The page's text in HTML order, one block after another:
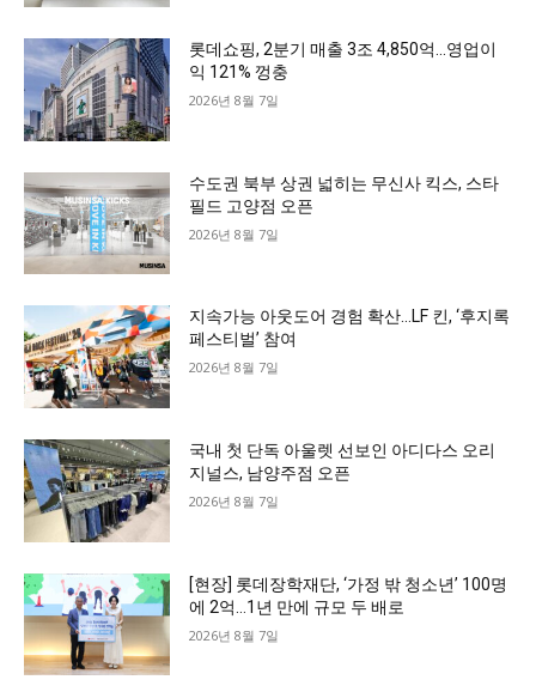
롯데쇼핑, 2분기 매출 3조 4,850억…영업이
익 121% 껑충
2026년 8월 7일
수도권 북부 상권 넓히는 무신사 킥스, 스타
필드 고양점 오픈
2026년 8월 7일
지속가능 아웃도어 경험 확산…LF 킨, ‘후지록
페스티벌’ 참여
2026년 8월 7일
국내 첫 단독 아울렛 선보인 아디다스 오리
지널스, 남양주점 오픈
2026년 8월 7일
[현장] 롯데장학재단, ‘가정 밖 청소년’ 100명
에 2억…1년 만에 규모 두 배로
2026년 8월 7일